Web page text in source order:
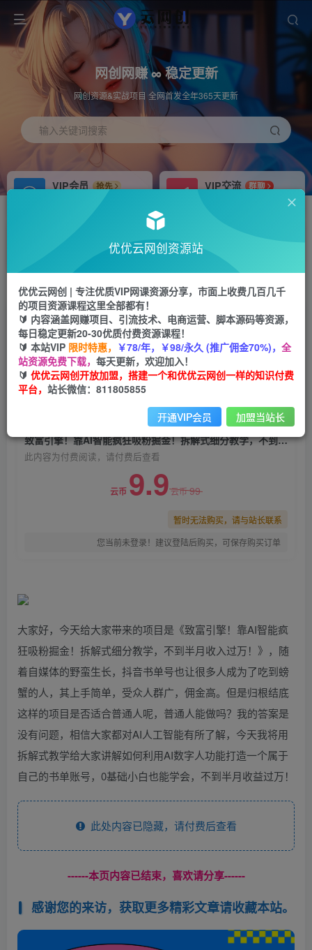
网创网赚 ∞ 稳定更新
网创资源&实战项目 全网首发全年365天更新
输入关键词搜索
VIP会员
抢先
免费下载全站资源
VIP交流
群聊
研究探讨更多创业项目路子。
站长V：hu91275
推荐
首页 福源网 正文
致富引擎！靠AI智能疯狂吸粉掘金！拆解式细分教
学，不到半月收入过万！
优优云网创
2年前发布
关注 私信
致富引擎！靠AI智能疯狂吸粉掘金！拆解式细分教学，不到半月收入过万！
此内容为付费阅读，请付费后查看
云币 9.9云币99
暂时无法购买，请与站长联系
您当前未登录！建议登陆后购买，可保存购买订单
大家好，今天给大家带来的项目是《致富引擎！靠AI智能疯
狂吸粉掘金！拆解式细分教学，不到半月收入过万！》，随
着自媒体的野蛮生长，抖音书单号也让很多人成为了吃到螃
蟹的人，其上手简单，受众人群广，佣金高。但是归根结底
这样的项目是否适合普通人呢，普通人能做吗？我的答案是
没有问题，相信大家都对AI人工智能有所了解，今天我将用
拆解式教学给大家讲解如何利用AI数字人功能打造一个属于
自己的书单账号，0基础小白也能学会，不到半月收益过万！
此处内容已隐藏，请付费后查看
------本页内容已结束，喜欢请分享------
感谢您的来访，获取更多精彩文章请收藏本站。
优优云网创资源站
优优云网创 | 专注优质VIP网课资源分享，市面上收费几百几千
的项目资源课程这里全部都有！
🔰 内容涵盖网赚项目、引流技术、电商运营、脚本源码等资源，
每日稳定更新20-30优质付费资源课程！
🔰 本站VIP 限时特惠， ￥78/年，￥98/永久 (推广佣金70%)， 全
站资源免费下载， 每天更新，欢迎加入！
🔰 优优云网创开放加盟，搭建一个和优优云网创一样的知识付费
平台， 站长微信：811805855
开通VIP会员 加盟当站长